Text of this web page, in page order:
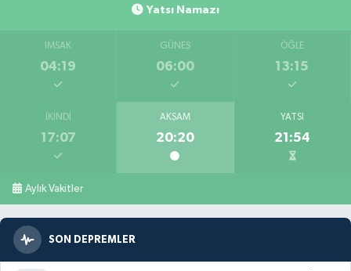
Yatsı Namazı
İMSAK
04:19
GÜNEŞ
06:00
ÖĞLE
13:15
İKINDI
17:07
AKŞAM
20:20
YATSI
21:54
Aylık Vakitler
SON DEPREMLER